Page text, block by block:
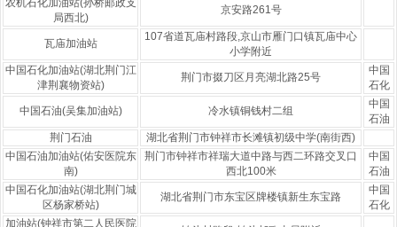
农机石化加油站(孙桥邮政支
局西北)
京安路261号
瓦庙加油站
107省道瓦庙村路段,京山市雁门口镇瓦庙中心
小学附近
中国石化加油站(湖北荆门江
津荆襄物资站)
荆门市掇刀区月亮湖北路25号
中国
石化
中国石油(吴集加油站) 冷水镇铜钱村二组
中国
石油
荆门石油
湖北省荆门市钟祥市长滩镇初级中学(南街西)
中国石油加油站(佑安医院东
南)
荆门市钟祥市祥瑞大道中路与西二环路交叉口
西北100米
中国
石油
中国石化加油站(湖北荆门城
区杨家桥站)
湖北省荆门市东宝区牌楼镇新生东宝路
中国
石化
加油站(钟祥市第二人民医院